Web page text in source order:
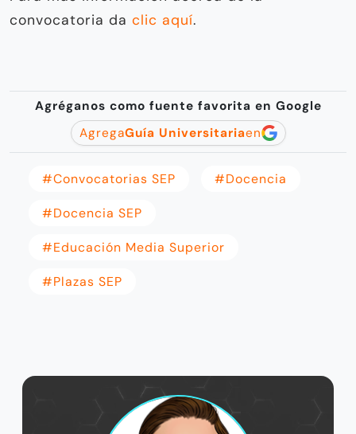
convocatoria da clic aquí.
Agréganos como fuente favorita en Google
AgregaGuía Universitariaen
#Convocatorias SEP #Docencia
#Docencia SEP
#Educación Media Superior
#Plazas SEP